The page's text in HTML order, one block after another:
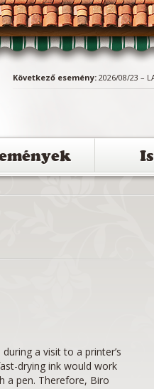
Következő esemény: 2026/08/23 –
a visit to a printer’s
drying ink would work
a pen. Therefore, Biro